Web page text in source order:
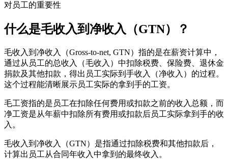
对员工的重要性
什么是毛收入到净收入（GTN）？
毛收入到净收入（Gross-to-net, GTN）指的是在薪资计算中，
通过从员工的总收入（毛收入）中扣除税费、保险费、退休金
捐款及其他扣款，得出员工实际到手收入（净收入）的过程。
这个过程能清晰展示员工实际的拿到手的工资。
毛工资指的是员工在扣除任何费用或扣款之前的收入总额，而
净工资是从年薪中扣除所有费用或扣款后员工实际拿到手的收
入。
毛收入到净收入（GTN）是指通过扣除税费和其他扣款后，
计算出员工从合同年收入中拿到的最终收入。